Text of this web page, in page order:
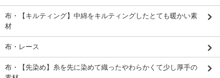
布・【キルティング】中綿をキルティングしたとても暖かい素
材
布・レース
布・【先染め】糸を先に染めて織ったやわらかくて少し厚手の